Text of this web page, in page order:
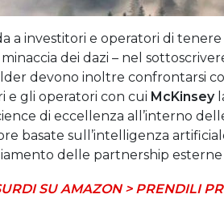
a investitori e operatori di
dei dazi – nel
devono inoltre confrontarsi
e gli operatori con cui McKinsey
di eccellenza all’interno
basate sull’intelligenza
delle partnership esterne
SU AMAZON > PRENDILI